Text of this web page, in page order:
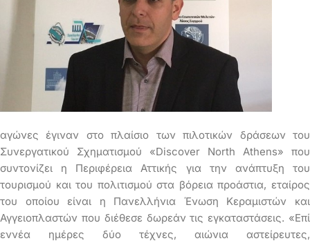
αγώνες έγιναν στο πλαίσιο των πιλοτικών δράσεων του
Συνεργατικού Σχηματισμού «Discover North Athens» που
συντονίζει η Περιφέρεια Αττικής για την ανάπτυξη του
τουρισμού και του πολιτισμού στα βόρεια προάστια, εταίρος
του οποίου είναι η Πανελλήνια Ένωση Κεραμιστών και
Αγγειοπλαστών που διέθεσε δωρεάν τις εγκαταστάσεις. «Επί
εννέα ημέρες δύο τέχνες, αιώνια αστείρευτες,